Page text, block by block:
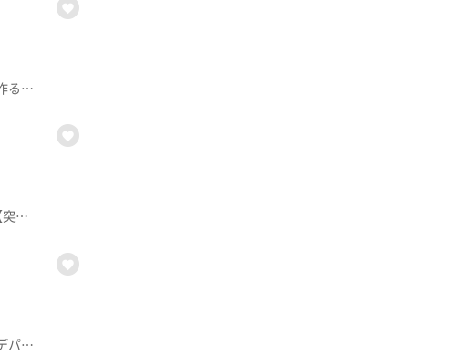
【うっちーの何か困ってません】根白石民俗七夕祭りの準備をお手伝い＆ぐりり七夕飾りを作る【きょうの方言五七五】これであなたも方言の達人！？知って納得、聞いて爆笑！？今から使える方言の“ツウ”な言い回しを教えちゃいます。【デパスパ一番のり！】仙台パルコ1から生中継【ナマなキッチン】焼きピーマンと塩鮭のマリネレンチンピーマンとたらこのナムル■プレゼント ※ハガキで応募 あす(30日)の消印有効春夏野菜詰合せ（きゅうり・トマト・ズッキーニ・ツルムラサキ）…5名様【突撃生中継！】仙台三越から生中継【杜の都親善大使生出演！】今年の七夕まつりの見どころ※紹介した催事等は終了している場合があります。※紹介した商品等は取り扱いが終了している場合があります。
【銀次が東北に行ったら○○だった件】秋田の絶景を眺めながら食べる人気お土産トップ3【突撃！ナマイキカカク】■八百物屋まるしん 長町駅前店【住所】仙台市太白区長町5-2-1【営業時間】10:00-20:00【電話番号】022-304-0966【ナマなキッチン】「茹で卵とヨーグルトの冷製パスタ」【本間ちゃん流方言五七五】これであなたも方言の達人！？知って納得、聞いて爆笑！？今から使える方言の“ツウ”な言い回しを教えちゃいます。【おパン】THE MOST BAKERY ＆ COFFEE 仙台東口店【住所】仙台市宮城野区榴岡4-12-1 BKテラス 1階【営業時間】8:00～19:00【定休日】不定休【電話番号】022-290-8911※紹介した催事等は終了している場合があります。※紹介した商品等は取り扱いが終了している場合があります。
【おらほの町自慢！大崎市】感じる滝つぼ温泉＆栗だんごまるで美術館！？なお寺が登場【デパスパ一番のり！】イオンモール新利府から生中継！【ナマなキッチン】惣菜の混ぜご飯 メンチ鳴子地区の自慢スポット！夏をカツのピラフ風＆ひじきのちらし寿司【本間ちゃん流今日の方言五七五】これであなたも方言の達人！？知って納得、聞いて爆笑！今から使える方言の“ツウ”な言い回しを本間ちゃん流に教えちゃいます。※紹介した催事等は終了している場合があります。※紹介した商品等は取り扱いが終了している場合があります。